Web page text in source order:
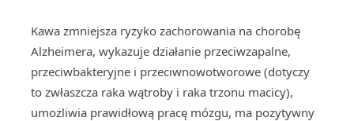
Kawa zmniejsza ryzyko zachorowania na chorobę
Alzheimera, wykazuje działanie przeciwzapalne,
przeciwbakteryjne i przeciwnowotworowe (dotyczy
to zwłaszcza raka wątroby i raka trzonu macicy),
umożliwia prawidłową pracę mózgu, ma pozytywny